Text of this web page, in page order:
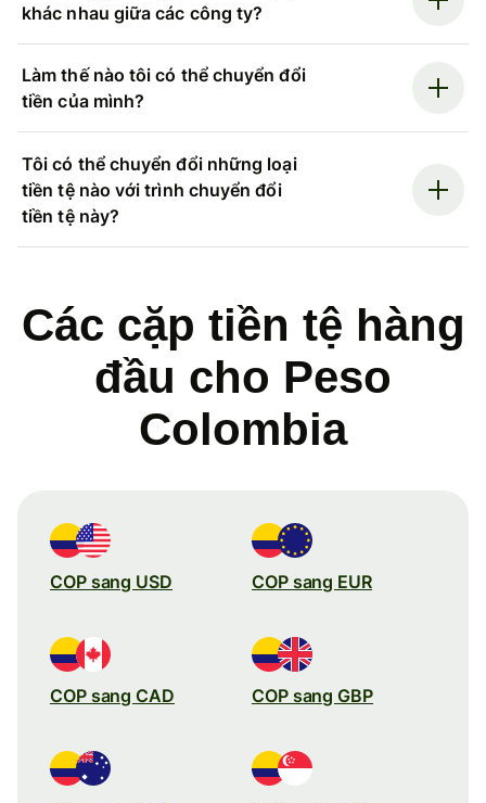
khác nhau giữa các công ty?
Làm thế nào tôi có thể chuyển đổi
tiền của mình?
Tôi có thể chuyển đổi những loại
tiền tệ nào với trình chuyển đổi
tiền tệ này?
Các cặp tiền tệ hàng
đầu cho Peso
Colombia
COP sang USD COP sang EUR
COP sang CAD COP sang GBP